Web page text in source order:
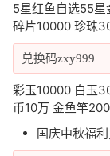
5星红鱼自选55
碎片10000 珍珠
兑换码zxy999
彩玉10000 白玉
币10万 金鱼竿
国庆中秋福